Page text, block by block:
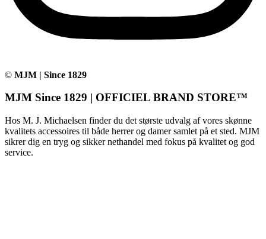
© MJM | Since 1829
MJM Since 1829 | OFFICIEL BRAND STORE™
Hos M. J. Michaelsen finder du det største udvalg af vores skønne
kvalitets accessoires til både herrer og damer samlet på et sted. MJM
sikrer dig en tryg og sikker nethandel med fokus på kvalitet og god
service.